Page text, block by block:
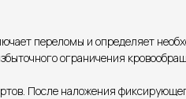
переломы и определяет
ограничения
После наложения